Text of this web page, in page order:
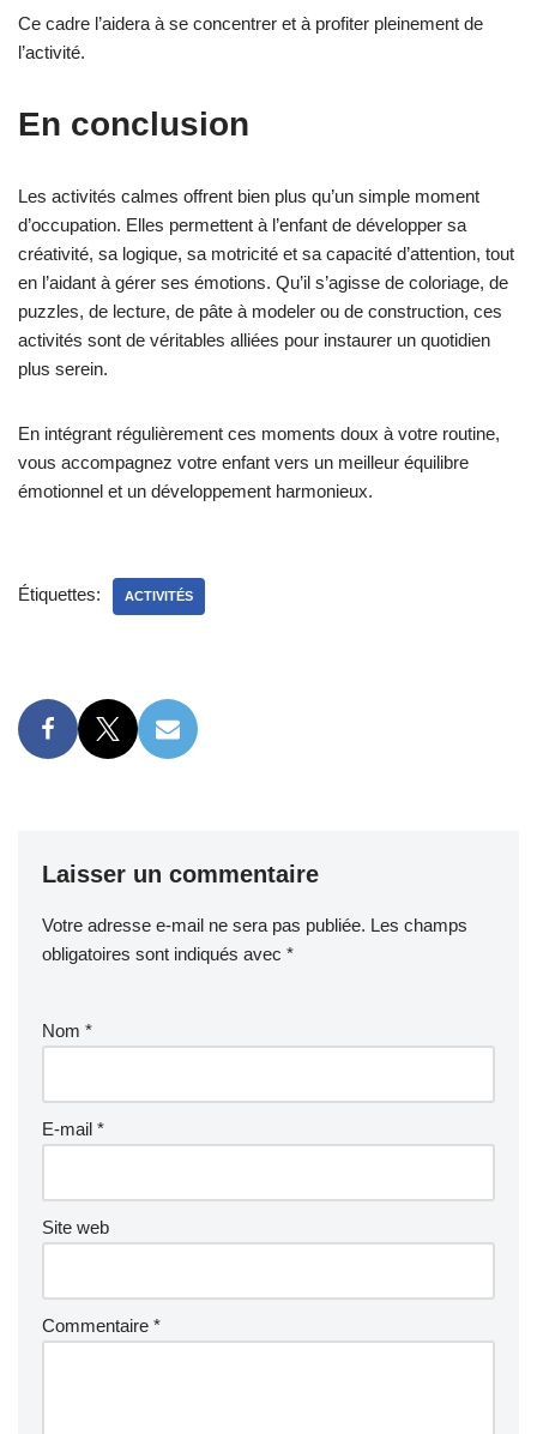
Ce cadre l’aidera à se concentrer et à profiter pleinement de
l’activité.
En conclusion
Les activités calmes offrent bien plus qu’un simple moment
d’occupation. Elles permettent à l’enfant de développer sa
créativité, sa logique, sa motricité et sa capacité d’attention, tout
en l’aidant à gérer ses émotions. Qu’il s’agisse de coloriage, de
puzzles, de lecture, de pâte à modeler ou de construction, ces
activités sont de véritables alliées pour instaurer un quotidien
plus serein.
En intégrant régulièrement ces moments doux à votre routine,
vous accompagnez votre enfant vers un meilleur équilibre
émotionnel et un développement harmonieux.
Étiquettes: ACTIVITÉS
Laisser un commentaire
Votre adresse e-mail ne sera pas publiée. Les champs
obligatoires sont indiqués avec *
Nom *
E-mail *
Site web
Commentaire *